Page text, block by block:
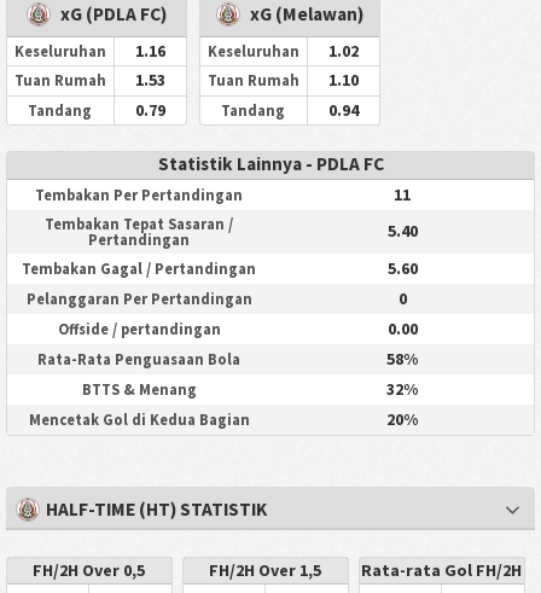
xG (PDLA FC)
Keseluruhan 1.16
Tuan Rumah 1.53
Tandang 0.79
xG (Melawan)
Keseluruhan 1.02
Tuan Rumah 1.10
Tandang 0.94
Statistik Lainnya - PDLA FC
Tembakan Per Pertandingan 11
Tembakan Tepat Sasaran /
Pertandingan
5.40
Tembakan Gagal / Pertandingan 5.60
Pelanggaran Per Pertandingan 0
Offside / pertandingan 0.00
Rata-Rata Penguasaan Bola 58%
BTTS & Menang 32%
Mencetak Gol di Kedua Bagian 20%
HALF-TIME (HT) STATISTIK
FH/2H Over 0,5
FH/2H Over 1,5
Rata-rata Gol FH/2H